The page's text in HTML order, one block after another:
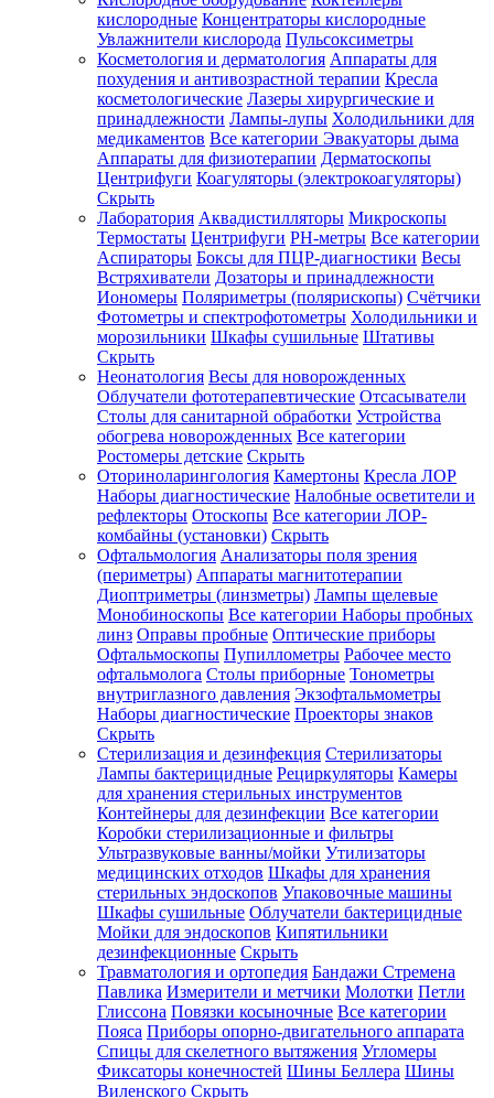
Зарегистрироваться
Зачем
регистрироваться?
Все
покупки
одном
месте
Личный
менеджер
Отслеживание
статуса
заказа
кислородные Концентраторы кислородные
Увлажнители кислорода Пульсоксиметры
Косметология и дерматология Аппараты для
похудения и антивозрастной терапии Кресла
косметологические Лазеры хирургические и
принадлежности Лампы-лупы Холодильники для
медикаментов Все категории Эвакуаторы дыма
Аппараты для физиотерапии Дерматоскопы
Центрифуги Коагуляторы (электрокоагуляторы)
Скрыть
Лаборатория Аквадистилляторы Микроскопы
Термостаты Центрифуги PH-метры Все категории
Аспираторы Боксы для ПЦР-диагностики Весы
Встряхиватели Дозаторы и принадлежности
Иономеры Поляриметры (полярископы) Счётчики
Фотометры и спектрофотометры Холодильники и
морозильники Шкафы сушильные Штативы
Скрыть
Неонатология Весы для новорожденных
Облучатели фототерапевтические Отсасыватели
Столы для санитарной обработки Устройства
обогрева новорожденных Все категории
Ростомеры детские Скрыть
Оториноларингология Камертоны Кресла ЛОР
Наборы диагностические Налобные осветители и
рефлекторы Отоскопы Все категории ЛОР-
комбайны (установки) Скрыть
Офтальмология Анализаторы поля зрения
(периметры) Аппараты магнитотерапии
Диоптриметры (линзметры) Лампы щелевые
Монобиноскопы Все категории Наборы пробных
линз Оправы пробные Оптические приборы
Офтальмоскопы Пупиллометры Рабочее место
офтальмолога Столы приборные Тонометры
внутриглазного давления Экзофтальмометры
Наборы диагностические Проекторы знаков
Скрыть
Стерилизация и дезинфекция Стерилизаторы
Лампы бактерицидные Рециркуляторы Камеры
для хранения стерильных инструментов
Контейнеры для дезинфекции Все категории
Коробки стерилизационные и фильтры
Ультразвуковые ванны/мойки Утилизаторы
медицинских отходов Шкафы для хранения
стерильных эндоскопов Упаковочные машины
Шкафы сушильные Облучатели бактерицидные
Мойки для эндоскопов Кипятильники
дезинфекционные Скрыть
Травматология и ортопедия Бандажи Стремена
Павлика Измерители и метчики Молотки Петли
Глиссона Повязки косыночные Все категории
Пояса Приборы опорно-двигательного аппарата
Спицы для скелетного вытяжения Угломеры
Фиксаторы конечностей Шины Беллера Шины
Виленского Скрыть